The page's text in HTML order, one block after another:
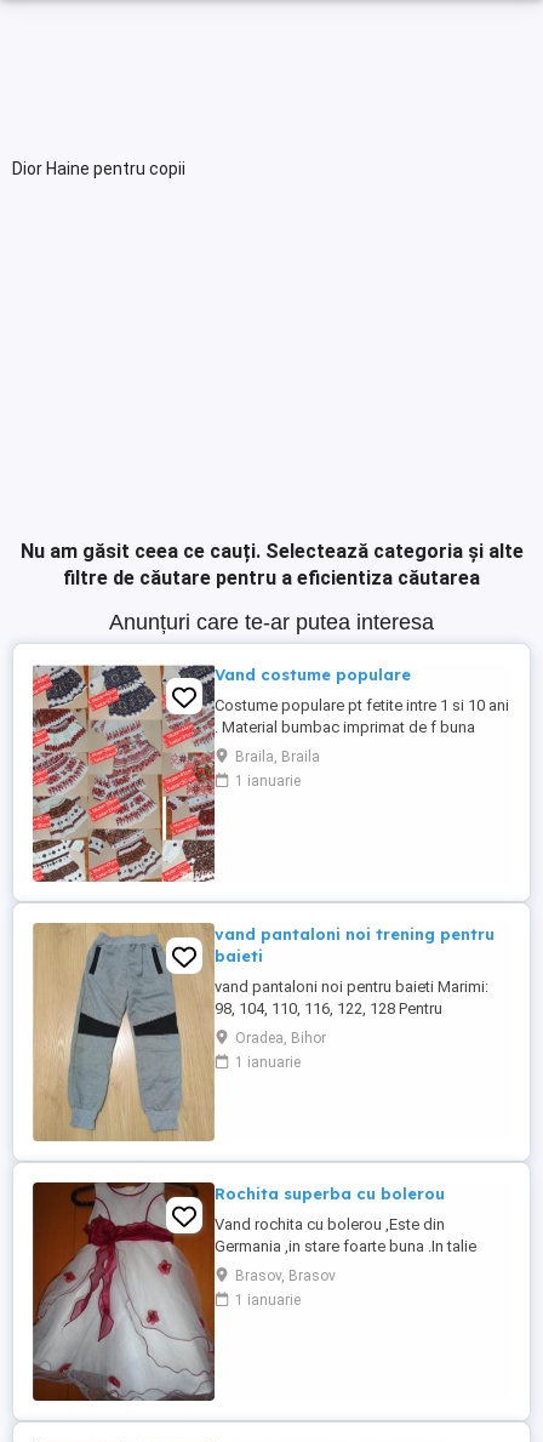
Dior Haine pentru copii
Nu am găsit ceea ce cauți. Selectează categoria și alte
filtre de căutare pentru a eficientiza căutarea
Anunțuri care te-ar putea interesa
Vand costume populare
Costume populare pt fetite intre 1 si 10 ani
. Material bumbac imprimat de f buna
calitate . Pret 100 lei plus transport . Plata
in cont.
Braila, Braila
1 ianuarie
vand pantaloni noi trening pentru
baieti
vand pantaloni noi pentru baieti Marimi:
98, 104, 110, 116, 122, 128 Pentru
comanda cu transport gratuit scrieti pe
mesaj Vezi detalii pe imbracaminte copii
Oradea, Bihor
1 ianuarie
Rochita superba cu bolerou
Vand rochita cu bolerou ,Este din
Germania ,in stare foarte buna .In talie
rochita are o funda asa cum este in poza
.Este potrivita pentru o nunta ,botez.
Rochita este pentru 3-5 ani
Brasov, Brasov
1 ianuarie